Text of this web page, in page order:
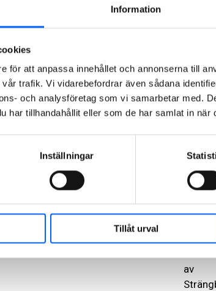
Information
för att anpassa innehållet och annonserna till
trafik. Vi vidarebefordrar även sådana
och analysföretag som vi samarbetar med.
har tillhandahållit eller som de har samlat in när
Inställningar
Tillåt urval
det
det
stora
från
av